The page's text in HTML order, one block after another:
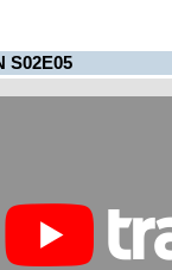
S02E05